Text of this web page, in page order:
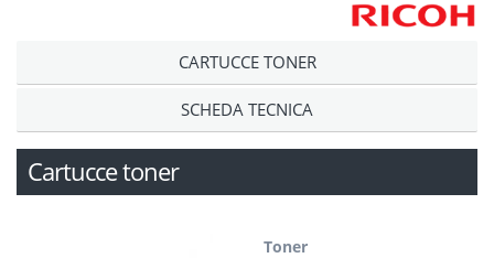
CARTUCCE TONER
SCHEDA TECNICA
Cartucce toner
Toner